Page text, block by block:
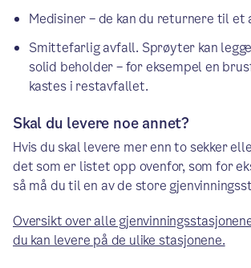
Medisiner – de kan du returnere til et
Smittefarlig avfall. Sprøyter kan
solid beholder – for eksempel en
kastes i restavfallet.
Skal du levere noe annet?
Hvis du skal levere mer enn to sekker
det som er listet opp ovenfor, som for
så må du til en av de store
Oversikt over alle
du kan levere på de ulike stasjonene.